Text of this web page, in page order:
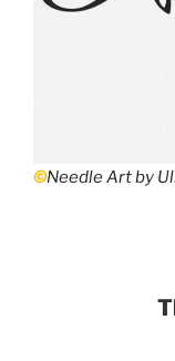
©Needle Art by